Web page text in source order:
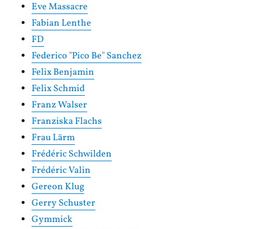
Eve Massacre
Fabian Lenthe
FD
Federico "Pico Be" Sanchez
Felix Benjamin
Felix Schmid
Franz Walser
Franziska Flachs
Frau Lärm
Frédéric Schwilden
Frédéric Valin
Gereon Klug
Gerry Schuster
Gymmick